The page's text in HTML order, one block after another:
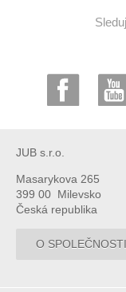
JUB s.r.o.
Masarykova 265
399 00 Milevsko
Česká republika
O SPOLEČNOSTI